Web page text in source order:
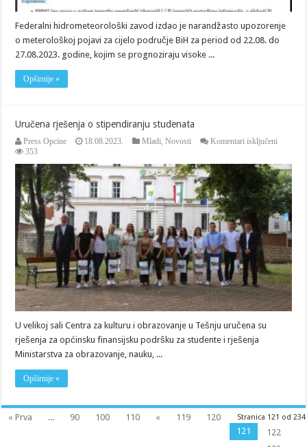
Federalni hidrometeorološki zavod izdao je narandžasto upozorenje
o meterološkoj pojavi za cijelo područje BiH za period od 22.08. do
27.08.2023. godine, kojim se prognoziraju visoke ...
Opširnije »
Uručena rješenja o stipendiranju studenata
Press Opcine 18.08.2023. Mladi,Novosti Komentari isključeni
o
studenata
353
U velikoj sali Centra za kulturu i obrazovanje u Tešnju uručena su
rješenja za općinsku finansijsku podršku za studente i rješenja
Ministarstva za obrazovanje, nauku, ...
Opširnije »
Stranica 121 od 234
« Prva ... 90 100 110 « 119
120
121
122